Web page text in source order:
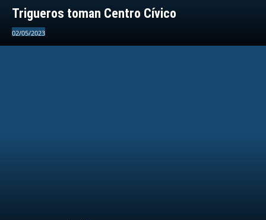
Trigueros toman Centro Cívico
02/05/2023